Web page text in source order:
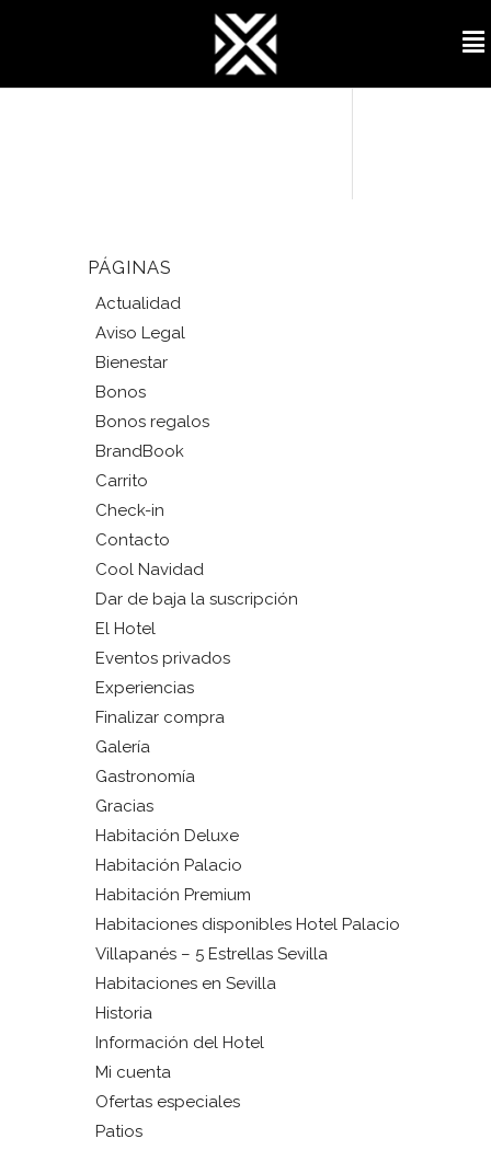
PÁGINAS
Actualidad
Aviso Legal
Bienestar
Bonos
Bonos regalos
BrandBook
Carrito
Check-in
Contacto
Cool Navidad
Dar de baja la suscripción
El Hotel
Eventos privados
Experiencias
Finalizar compra
Galería
Gastronomía
Gracias
Habitación Deluxe
Habitación Palacio
Habitación Premium
Habitaciones disponibles Hotel Palacio
Villapanés – 5 Estrellas Sevilla
Habitaciones en Sevilla
Historia
Información del Hotel
Mi cuenta
Ofertas especiales
Patios